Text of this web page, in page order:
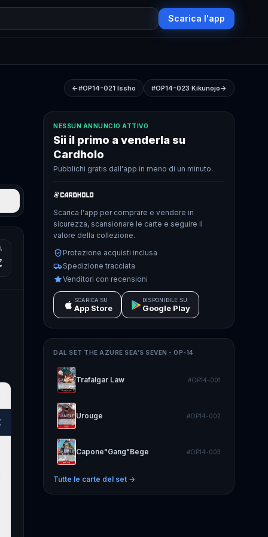
Scarica l'app
←#OP14-021 Issho #OP14-023 Kikunojo→
NESSUN ANNUNCIO ATTIVO
Sii il primo a venderla su
Cardholo
Pubblichi gratis dall'app in meno di un minuto.
Scarica l'app per comprare e vendere in
sicurezza, scansionare le carte e seguire il
valore della collezione.
Protezione acquisti inclusa
Spedizione tracciata
Venditori con recensioni
SCARICA SU
App Store
DISPONIBILE SU
Google Play
DAL SET THE AZURE SEA’S SEVEN - OP-14
Trafalgar Law #OP14-001
Urouge #OP14-002
Capone"Gang"Bege #OP14-003
Tutte le carte del set →